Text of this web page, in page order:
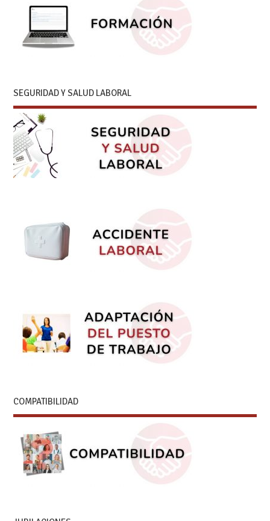
SEGURIDAD Y SALUD LABORAL
COMPATIBILIDAD